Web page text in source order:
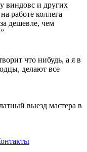
виндовс и других
работе коллега
дешевле, чем
что нибудь, а я в
делают все
выезд мастера в